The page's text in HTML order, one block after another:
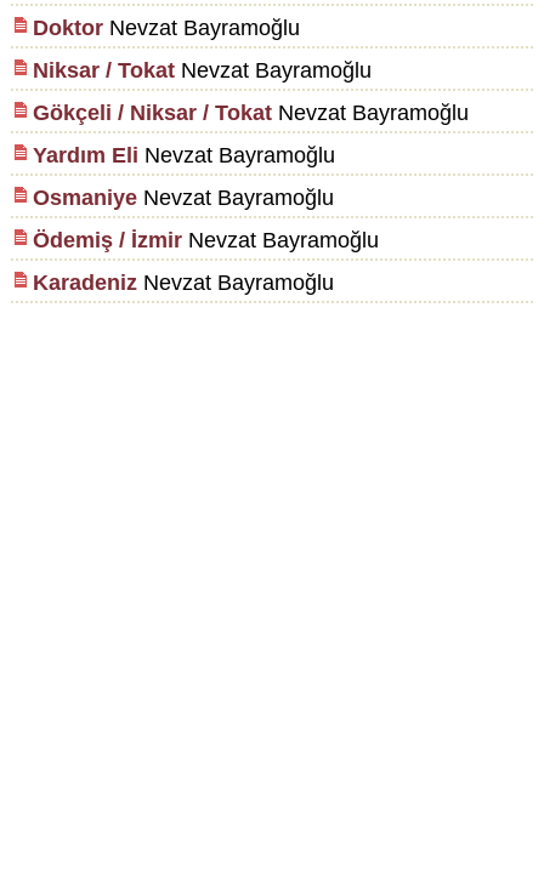
DoktorNevzat Bayramoğlu
Niksar / TokatNevzat Bayramoğlu
Gökçeli / Niksar / TokatNevzat Bayramoğlu
Yardım Eli Nevzat Bayramoğlu
OsmaniyeNevzat Bayramoğlu
Ödemiş / İzmirNevzat Bayramoğlu
KaradenizNevzat Bayramoğlu